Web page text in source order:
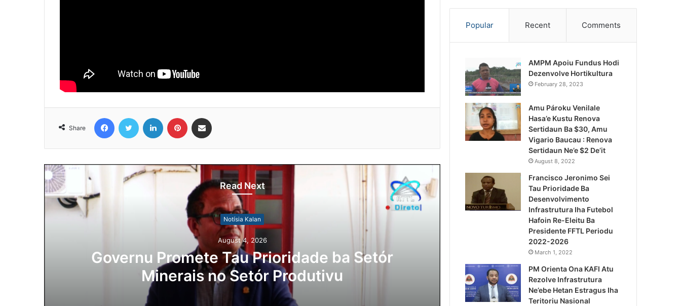
Share
Read Next
Notísia Kalan
August 4, 2026
Governu Promete Tau Prioridade ba Setór
Minerais no Setór Produtivu
Lei Siberseguransa Ajuda
Kaptura Autór Kriminozu
Estranjeiru
Popular Recent Comments
AMPM Apoiu Fundus Hodi
Dezenvolve Hortikultura
February 28, 2023
Amu Pároku Venilale
Hasa’e Kustu Renova
Sertidaun Ba $30, Amu
Vigario Baucau : Renova
Sertidaun Ne’e $2 De’it
August 8, 2022
Francisco Jeronimo Sei
Tau Prioridade Ba
Desenvolvimento
Infrastrutura Iha Futebol
Hafoin Re-Eleitu Ba
Presidente FFTL Periodu
2022-2026
March 1, 2022
PM Orienta Ona KAFI Atu
Rezolve Infrastrutura
Ne’ebe Hetan Estragus Iha
Teritoriu Nasional